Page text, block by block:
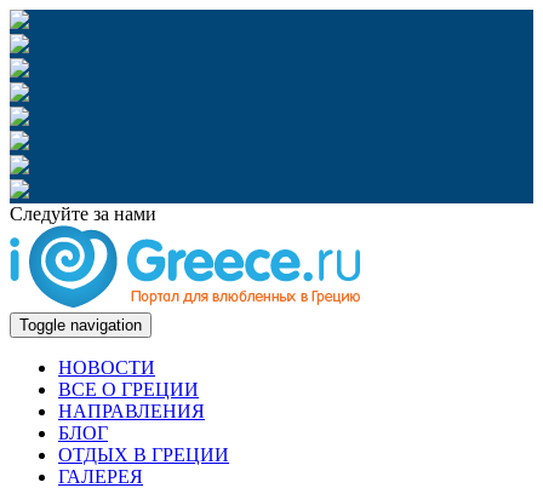
Следуйте за нами
Toggle navigation
НОВОСТИ
ВСЕ О ГРЕЦИИ
НАПРАВЛЕНИЯ
БЛОГ
ОТДЫХ В ГРЕЦИИ
ГАЛЕРЕЯ